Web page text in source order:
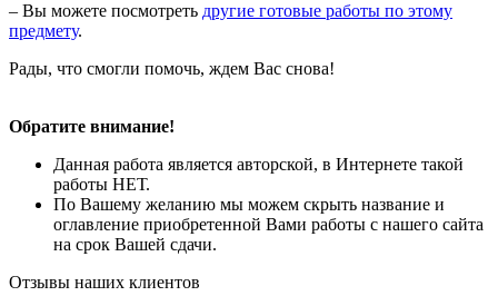
– Вы можете посмотреть другие готовые работы по этому
предмету.
Рады, что смогли помочь, ждем Вас снова!
Обратите внимание!
Данная работа является авторской, в Интернете такой
работы НЕТ.
По Вашему желанию мы можем скрыть название и
оглавление приобретенной Вами работы с нашего сайта
на срок Вашей сдачи.
Отзывы наших клиентов